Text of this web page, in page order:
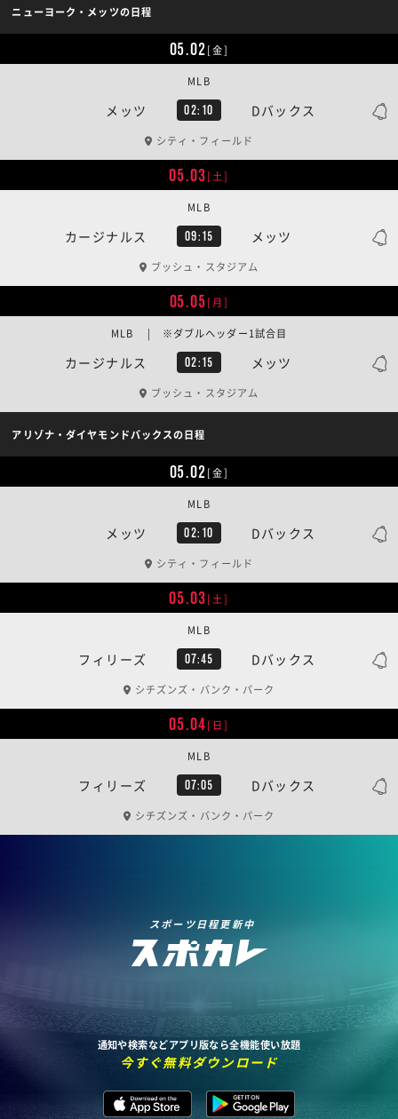
ニューヨーク・メッツの日程
05.02[金]
メッツ 02:10 Dバックス
MLB
シティ・フィールド
05.03[土]
カージナルス 09:15 メッツ
MLB
ブッシュ・スタジアム
05.05[月]
カージナルス 02:15 メッツ
MLB | ※ダブルヘッダー1試合目
ブッシュ・スタジアム
アリゾナ・ダイヤモンドバックスの日程
05.02[金]
メッツ 02:10 Dバックス
MLB
シティ・フィールド
05.03[土]
フィリーズ 07:45 Dバックス
MLB
シチズンズ・バンク・パーク
05.04[日]
フィリーズ 07:05 Dバックス
MLB
シチズンズ・バンク・パーク
スポーツ日程更新中
通知や検索などアプリ版なら全機能使い放題
今すぐ無料ダウンロード